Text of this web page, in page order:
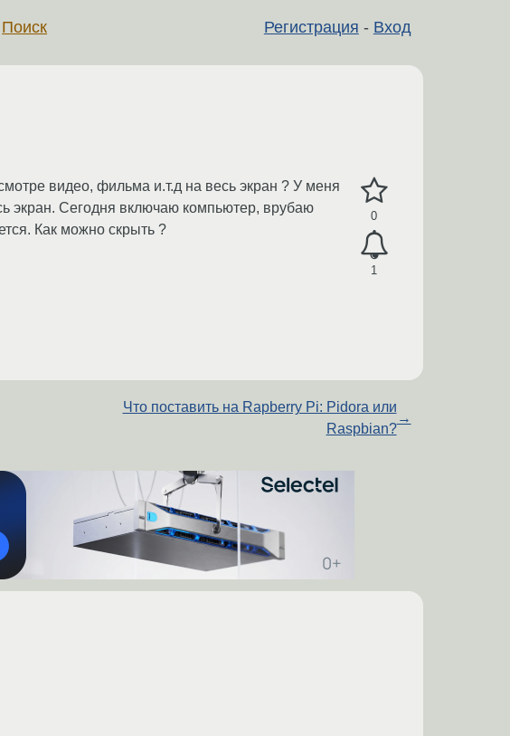
Регистрация - Вход
Поиск
0
1
видео, фильма и.т.д на весь экран ? У меня
экран. Сегодня включаю компьютер, врубаю
Как можно скрыть ?
Что поставить на Rapberry Pi: Pidora или
Raspbian?
→